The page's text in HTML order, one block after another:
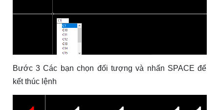
Bước 3 Các bạn chọn đối tượng và nhấn SPACE để
kết thúc lệnh